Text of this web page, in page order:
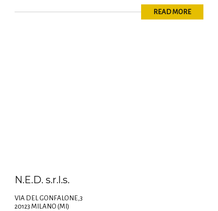
READ MORE
N.E.D. s.r.l.s.
VIA DEL GONFALONE,3
20123 MILANO (MI)